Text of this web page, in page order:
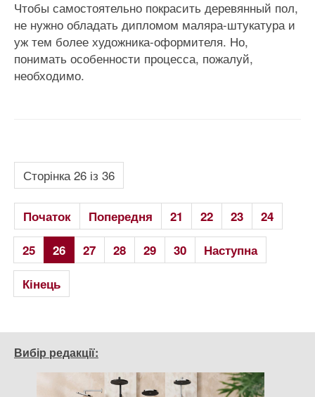
Чтобы самостоятельно покрасить деревянный пол,
не нужно обладать дипломом маляра-штукатура и
уж тем более художника-оформителя. Но,
понимать особенности процесса, пожалуй,
необходимо.
Сторінка 26 із 36
Початок Попередня 21 22 23
24
25
26 27 28 29 30
Наступна
Кінець
Вибір редакції: